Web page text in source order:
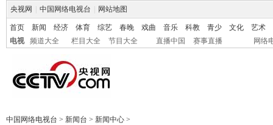
央视网 中国网络电视台 网站地图
首页 新闻 经济 体育 综艺 春晚 戏曲 音乐 科教 青少 文化
艺术
电视
频道大全 栏目大全 节目大全 直播中国 赛事直播 网络
中国网络电视台 > 新闻台 > 新闻中心 >